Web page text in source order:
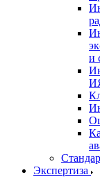
и
Экспертиза